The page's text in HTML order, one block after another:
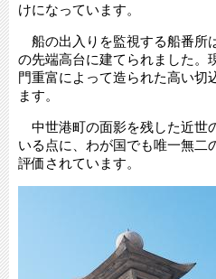
けになっています。
船の出入りを監視する船番所
の先端高台に建てられました。
門重富によって造られた高い切
ます。
中世港町の面影を残した近世
いる点に、わが国でも唯一無二
評価されています。